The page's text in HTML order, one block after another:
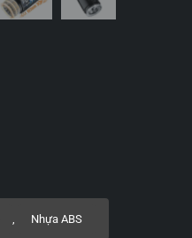
, Nhựa ABS